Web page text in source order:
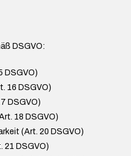
DSGVO:
DSGVO)
16 DSGVO)
DSGVO)
18 DSGVO)
(Art. 20 DSGVO)
21 DSGVO)